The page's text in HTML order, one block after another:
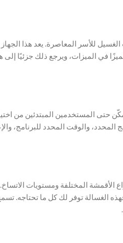
حتى المستخدمين المبتدئين من
والوقت المحدد للبرنامج،
المختلفة ومستويات
الغسالة توفر لك كل ما تحتاجه.